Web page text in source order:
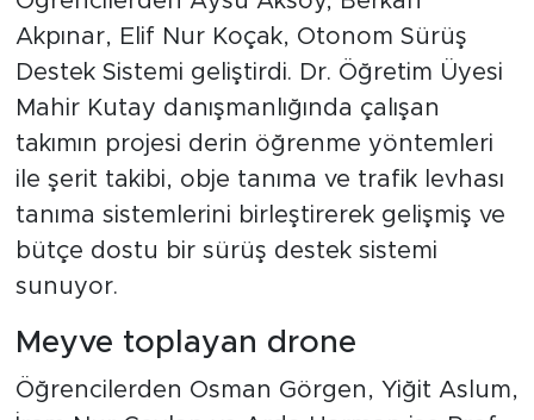
Akpınar, Elif Nur Koçak, Otonom Sürüş
Destek Sistemi geliştirdi. Dr. Öğretim Üyesi
Mahir Kutay danışmanlığında çalışan
takımın projesi derin öğrenme yöntemleri
ile şerit takibi, obje tanıma ve trafik levhası
tanıma sistemlerini birleştirerek gelişmiş ve
bütçe dostu bir sürüş destek sistemi
sunuyor.
Meyve toplayan drone
Öğrencilerden Osman Görgen, Yiğit Aslum,